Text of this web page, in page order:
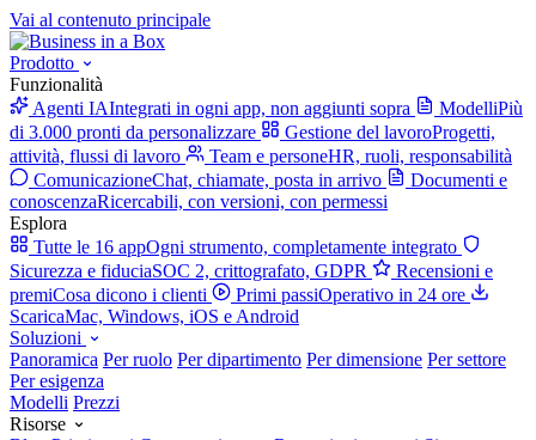
Vai al contenuto principale
Prodotto
Funzionalità
Agenti IAIntegrati in ogni app, non aggiunti sopra ModelliPiù
di 3.000 pronti da personalizzare
Gestione del lavoroProgetti,
attività, flussi di lavoro
Team e personeHR, ruoli, responsabilità
ComunicazioneChat, chiamate, posta in arrivo
Documenti e
conoscenzaRicercabili, con versioni, con permessi
Esplora
Tutte le 16 appOgni strumento, completamente integrato
Sicurezza e fiduciaSOC 2, crittografato, GDPR
Recensioni e
premiCosa dicono i clienti Primi passiOperativo in 24 ore
ScaricaMac, Windows, iOS e Android
Soluzioni
Panoramica Per ruolo Per dipartimento Per dimensione Per settore
Per esigenza
Modelli Prezzi
Risorse